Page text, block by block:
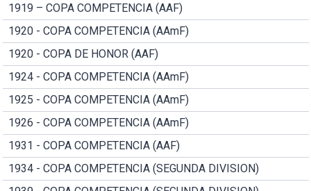
1919 – COPA COMPETENCIA (AAF)
1920 - COPA COMPETENCIA (AAmF)
1920 - COPA DE HONOR (AAF)
1924 - COPA COMPETENCIA (AAmF)
1925 - COPA COMPETENCIA (AAmF)
1926 - COPA COMPETENCIA (AAmF)
1931 - COPA COMPETENCIA (AAF)
1934 - COPA COMPETENCIA (SEGUNDA DIVISION)